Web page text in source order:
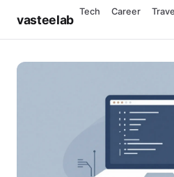
vasteelab
Tech Career